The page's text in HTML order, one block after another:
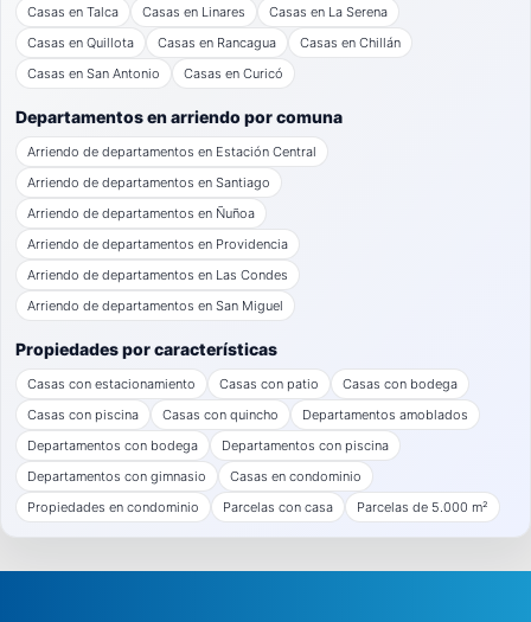
Casas en Talca Casas en Linares
Casas en La Serena
Casas en Quillota
Casas en Rancagua
Casas en Chillán
Casas en San Antonio
Casas en Curicó
Departamentos en arriendo por comuna
Arriendo de departamentos en Estación Central
Arriendo de departamentos en Santiago
Arriendo de departamentos en Ñuñoa
Arriendo de departamentos en Providencia
Arriendo de departamentos en Las Condes
Arriendo de departamentos en San Miguel
Propiedades por características
Casas con estacionamiento Casas con patio
Casas con bodega
Casas con piscina
Casas con quincho
Departamentos amoblados
Departamentos con bodega
Departamentos con piscina
Departamentos con gimnasio
Casas en condominio
Propiedades en condominio
Parcelas con casa Parcelas de 5.000 m²